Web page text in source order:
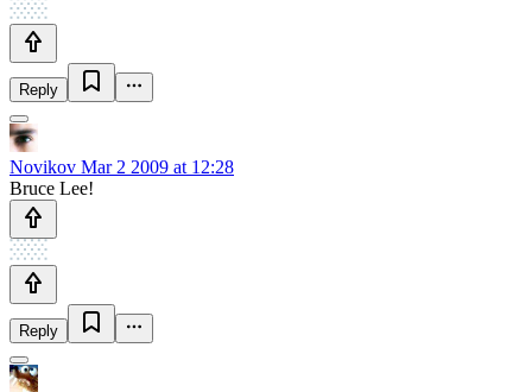
Reply
Novikov Mar 2 2009 at 12:28
Bruce Lee!
Reply